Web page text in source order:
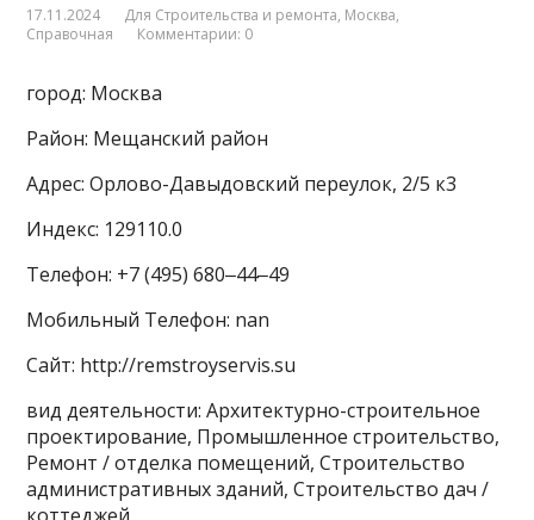
17.11.2024 Для Строительства и ремонта, Москва,
Справочная
Комментарии: 0
город: Москва
Район: Мещанский район
Адрес: Орлово-Давыдовский переулок, 2/5 к3
Индекс: 129110.0
Телефон: +7 (495) 680‒44‒49
Мобильный Телефон: nan
Сайт: http://remstroyservis.su
вид деятельности: Архитектурно-строительное
проектирование, Промышленное строительство,
Ремонт / отделка помещений, Строительство
административных зданий, Строительство дач /
коттеджей